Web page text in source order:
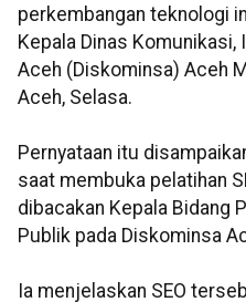
perkembangan teknologi
Kepala Dinas
Aceh (Diskominsa) Aceh
Aceh, Selasa.
Pernyataan itu
saat membuka pelatihan
dibacakan Kepala Bidang
Publik pada Diskominsa
Ia menjelaskan SEO